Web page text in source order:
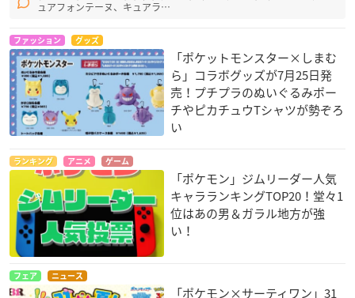
ュアフォンテーヌ、キュアラ…
ファッション グッズ
「ポケットモンスター×しまむ
ら」コラボグッズが7月25日発
売！プチプラのぬいぐるみポー
チやピカチュウTシャツが勢ぞろ
い
ランキング アニメ ゲーム
「ポケモン」ジムリーダー人気
キャラランキングTOP20！堂々1
位はあの男＆ガラル地方が強
い！
フェア ニュース
「ポケモン×サーティワン」31